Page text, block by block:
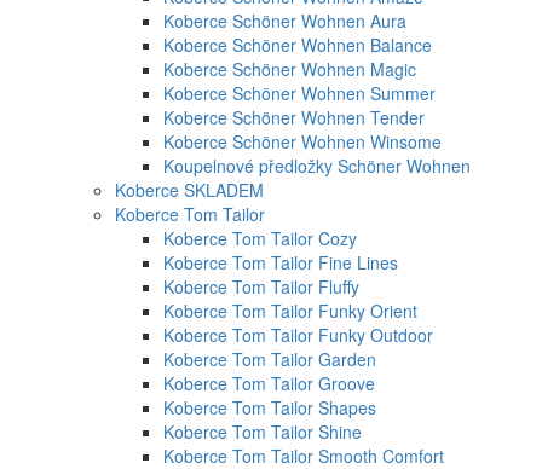
Koberce Schöner Wohnen Aura
Koberce Schöner Wohnen Balance
Koberce Schöner Wohnen Magic
Koberce Schöner Wohnen Summer
Koberce Schöner Wohnen Tender
Koberce Schöner Wohnen Winsome
Koupelnové předložky Schöner Wohnen
Koberce SKLADEM
Koberce Tom Tailor
Koberce Tom Tailor Cozy
Koberce Tom Tailor Fine Lines
Koberce Tom Tailor Fluffy
Koberce Tom Tailor Funky Orient
Koberce Tom Tailor Funky Outdoor
Koberce Tom Tailor Garden
Koberce Tom Tailor Groove
Koberce Tom Tailor Shapes
Koberce Tom Tailor Shine
Koberce Tom Tailor Smooth Comfort